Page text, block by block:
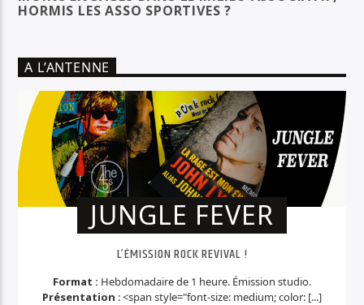
HORMIS LES ASSO SPORTIVES ?
A L’ANTENNE
JUNGLE FEVER
L’ÉMISSION ROCK REVIVAL !
Format : Hebdomadaire de 1 heure. Émission studio.
Présentation : <span style="font-size: medium; color: [...]